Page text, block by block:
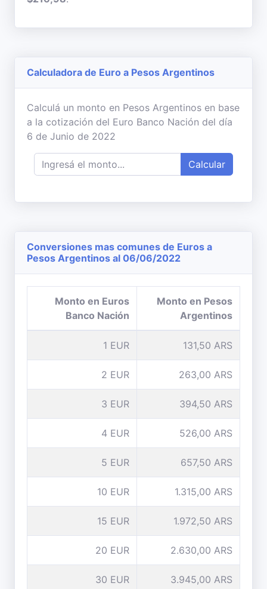
Calculadora de Euro a Pesos Argentinos
Calculá un monto en Pesos Argentinos en base
a la cotización del Euro Banco Nación del día
6 de Junio de 2022
Calcular
Conversiones mas comunes de Euros a
Pesos Argentinos al 06/06/2022
Monto en Euros
Banco Nación
Monto en Pesos
Argentinos
1 EUR 131,50 ARS
2 EUR 263,00 ARS
3 EUR 394,50 ARS
4 EUR 526,00 ARS
5 EUR 657,50 ARS
10 EUR 1.315,00 ARS
15 EUR 1.972,50 ARS
20 EUR 2.630,00 ARS
30 EUR 3.945,00 ARS